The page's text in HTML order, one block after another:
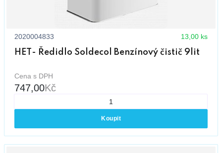
2020004833 13,00 ks
HET- Ředidlo Soldecol Benzínový čistič 9lit
Cena s DPH
747,00Kč
Koupit